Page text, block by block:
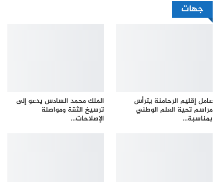
جهات
عامل إقليم الرحامنة يترأس
مراسم تحية العلم الوطني
بمناسبة…
الملك محمد السادس يدعو إلى
ترسيخ الثقة ومواصلة
الإصلاحات…